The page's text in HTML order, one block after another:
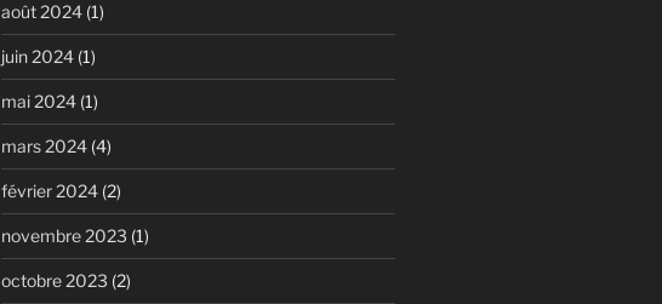
août 2024(1)
juin 2024(1)
mai 2024(1)
mars 2024(4)
février 2024(2)
novembre 2023 (1)
octobre 2023 (2)